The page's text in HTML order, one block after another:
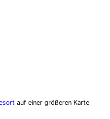
auf einer größeren Karte